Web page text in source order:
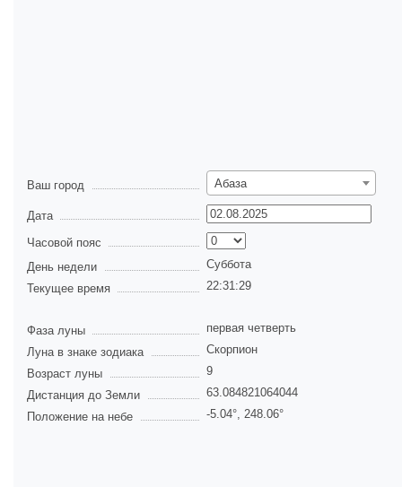
Ваш город Абаза
Дата
Часовой пояс
День недели
Суббота
Текущее время
22:31:29
Фаза луны
первая четверть
Луна в знаке зодиака
Скорпион
Возраст луны
9
Дистанция до Земли
63.084821064044
Положение на небе
-5.04°, 248.06°